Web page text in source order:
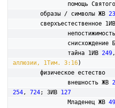
помощь
	образы / символы ЖВ
23
	сверхъестественное 1ИВ
снисхождение
		тайна 1ИВ
249,
аллюзии, 1Тим. 3:16)
		внешность ЖВ
254, 724; 3ИВ 127
		Младенец ЖВ
49